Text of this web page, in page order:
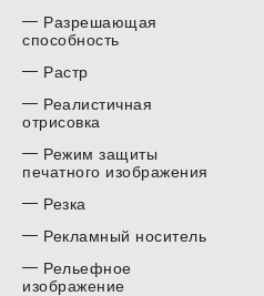
Разрешающая
способность
Растр
Реалистичная
отрисовка
Режим защиты
печатного изображения
Резка
Рекламный носитель
Рельефное
изображение